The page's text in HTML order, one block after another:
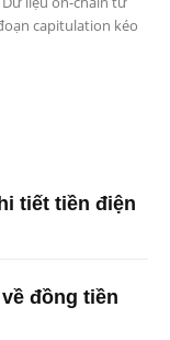
capitulation kéo
tiết tiền điện
đồng tiền